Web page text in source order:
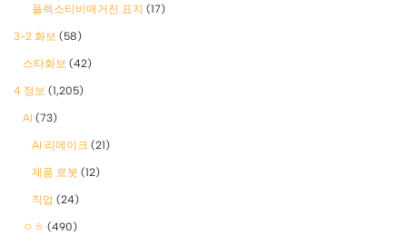
플렉스티비매거진 표지 (17)
3-2 화보 (58)
스타화보 (42)
4 정보 (1,205)
AI (73)
AI 리메이크 (21)
제품 로봇 (12)
직업 (24)
ㅇㅎ (490)